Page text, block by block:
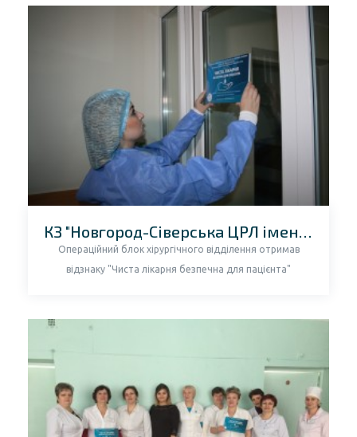
КЗ "Новгород-Сіверська ЦРЛ імені І.В. Буяльського"
Операційний блок хірургічного відділення отримав
відзнаку "Чиста лікарня безпечна для пацієнта"